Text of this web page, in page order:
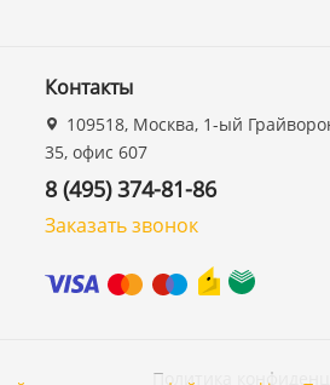
Контакты
109518, Москва, 1-ый
35, офис 607
8 (495) 374-81-86
Заказать звонок
Политика